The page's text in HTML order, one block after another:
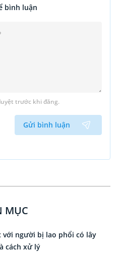
bình luận
trước khi đăng.
Gửi bình luận
MỤC
với người bị lao phổi có lây
cách xử lý